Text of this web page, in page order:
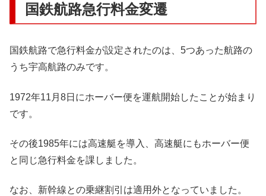
国鉄航路急行料金変遷
国鉄航路で急行料金が設定されたのは、5つあった航路の
うち宇高航路のみです。
1972年11月8日にホーバー便を運航開始したことが始まり
です。
その後1985年には高速艇を導入、高速艇にもホーバー便
と同じ急行料金を課しました。
なお、新幹線との乗継割引は適用外となっていました。